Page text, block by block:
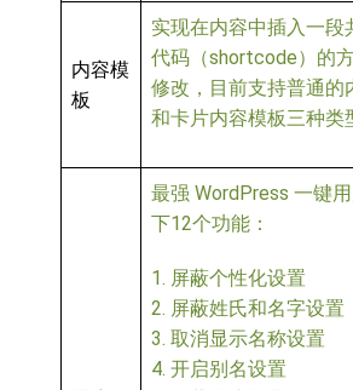
内容模
板
实现在内容中插入一
代码（shortcode）的
修改，目前支持普通的
和卡片内容模板三种类
最强 WordPress 一键
下12个功能：
1. 屏蔽个性化设置
2. 屏蔽姓氏和名字设置
3. 取消显示名称设置
4. 开启别名设置